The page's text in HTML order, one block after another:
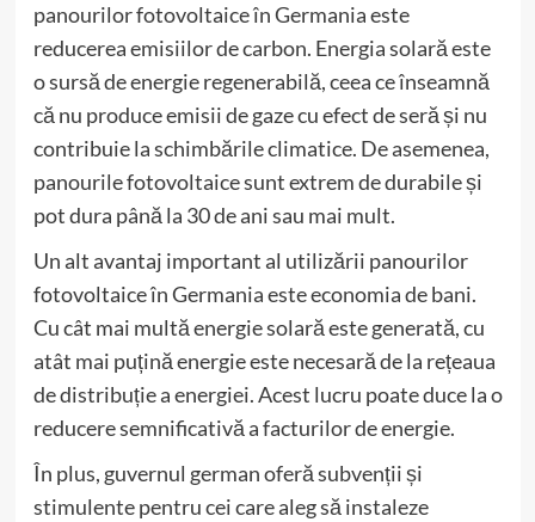
panourilor fotovoltaice în Germania este
reducerea emisiilor de carbon. Energia solară este
o sursă de energie regenerabilă, ceea ce înseamnă
că nu produce emisii de gaze cu efect de seră și nu
contribuie la schimbările climatice. De asemenea,
panourile fotovoltaice sunt extrem de durabile și
pot dura până la 30 de ani sau mai mult.
Un alt avantaj important al utilizării panourilor
fotovoltaice în Germania este economia de bani.
Cu cât mai multă energie solară este generată, cu
atât mai puțină energie este necesară de la rețeaua
de distribuție a energiei. Acest lucru poate duce la o
reducere semnificativă a facturilor de energie.
În plus, guvernul german oferă subvenții și
stimulente pentru cei care aleg să instaleze